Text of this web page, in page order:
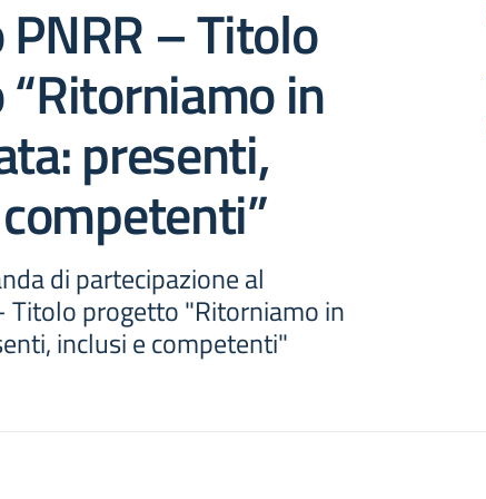
– Titolo
in
presenti,
di partecipazione al
Titolo progetto "Ritorniamo in
inclusi e competenti"